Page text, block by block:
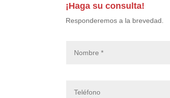
¡Haga su consulta!
Responderemos a la brevedad.